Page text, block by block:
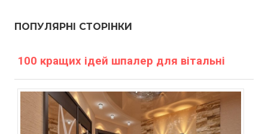
ПОПУЛЯРНІ СТОРІНКИ
100 кращих ідей шпалер для вітальні